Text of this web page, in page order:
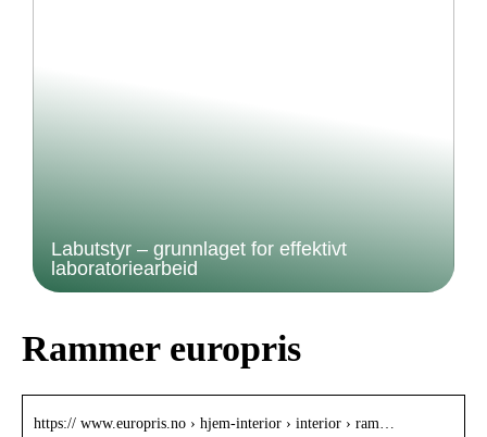
Labutstyr – grunnlaget for effektivt
laboratoriearbeid
Rammer europris
https:// www.europris.no › hjem-interior › interior › ram…